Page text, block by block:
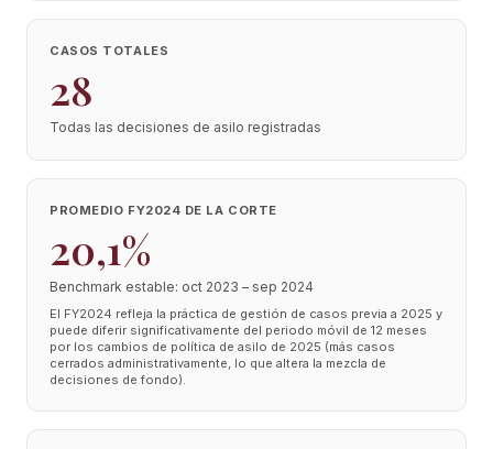
CASOS TOTALES
28
Todas las decisiones de asilo registradas
PROMEDIO FY2024 DE LA CORTE
20,1%
Benchmark estable: oct 2023 – sep 2024
El FY2024 refleja la práctica de gestión de casos previa a 2025 y
puede diferir significativamente del periodo móvil de 12 meses
por los cambios de política de asilo de 2025 (más casos
cerrados administrativamente, lo que altera la mezcla de
decisiones de fondo).